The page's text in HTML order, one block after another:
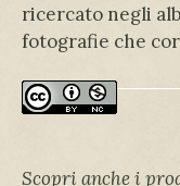
ricercato negli
fotografie che
Scopri anche i